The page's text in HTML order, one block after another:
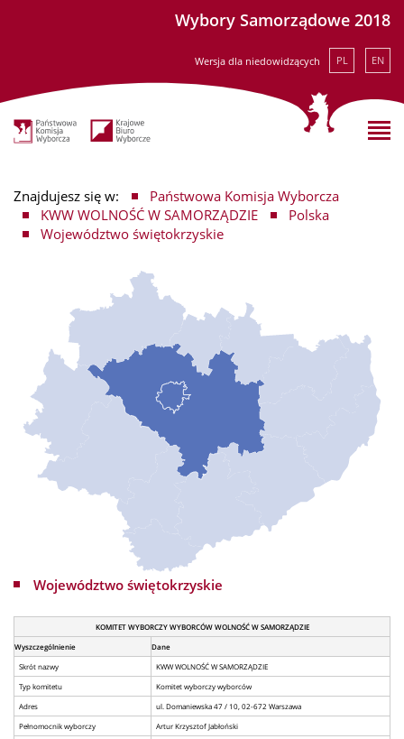
Wybory Samorządowe 2018
Wersja dla niedowidzących PL EN
Znajdujesz się w:
Państwowa Komisja Wyborcza
KWW WOLNOŚĆ W SAMORZĄDZIE
Polska
Województwo świętokrzyskie
Województwo świętokrzyskie
KOMITET WYBORCZY WYBORCÓW WOLNOŚĆ W SAMORZĄDZIE
Wyszczególnienie
Dane
Skrót nazwy
KWW WOLNOŚĆ W SAMORZĄDZIE
Typ komitetu
Komitet wyborczy wyborców
Adres
ul. Domaniewska 47 / 10, 02-672 Warszawa
Pełnomocnik wyborczy
Artur Krzysztof Jabłoński